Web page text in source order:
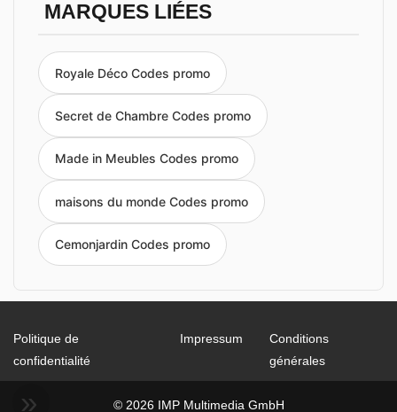
MARQUES LIÉES
Royale Déco Codes promo
Secret de Chambre Codes promo
Made in Meubles Codes promo
maisons du monde Codes promo
Cemonjardin Codes promo
Politique de
confidentialité
Impressum
Conditions
générales
© 2026 IMP Multimedia GmbH